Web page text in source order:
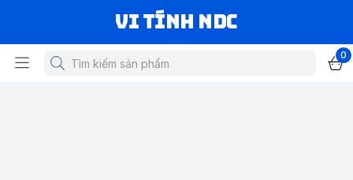
VI TÍNH NDC
0